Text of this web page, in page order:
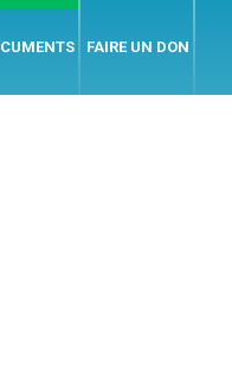
FAIRE UN DON